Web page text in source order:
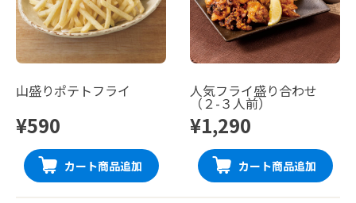
山盛りポテトフライ
¥590
カート商品追加
人気フライ盛り合わせ
（２-３人前）
¥1,290
カート商品追加